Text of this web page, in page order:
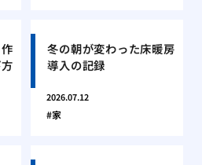
冬の朝が変わった床暖房
導入の記録
2026.07.12
家